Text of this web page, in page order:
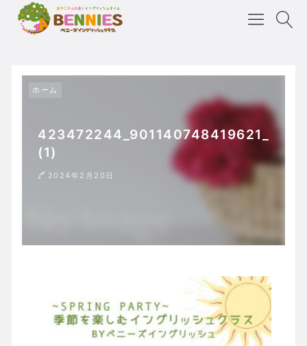
ホーム
(1)
2024年2月20日